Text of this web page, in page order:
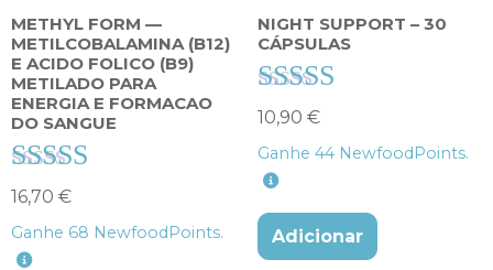
METHYL FORM —
METILCOBALAMINA (B12)
E ACIDO FOLICO (B9)
METILADO PARA
ENERGIA E FORMACAO
DO SANGUE
Avaliação
4.00
de 5
16,70 €
Ganhe 68 NewfoodPoints.
NIGHT SUPPORT – 30
CÁPSULAS
Avaliação
5.00
de 5
10,90 €
Ganhe 44 NewfoodPoints.
Adicionar